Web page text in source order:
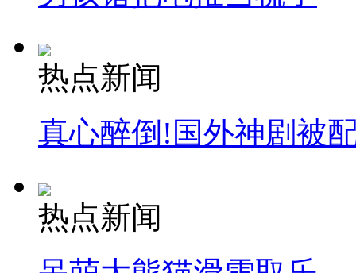
热点新闻
真心醉倒!国外神剧被
热点新闻